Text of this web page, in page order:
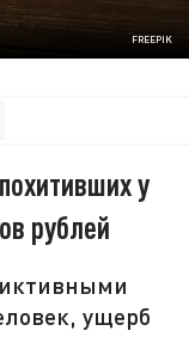
FREEPIK
у
рублей
ущерб